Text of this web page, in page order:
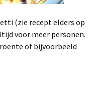
(zie recept elders op
voor meer personen.
of bijvoorbeeld